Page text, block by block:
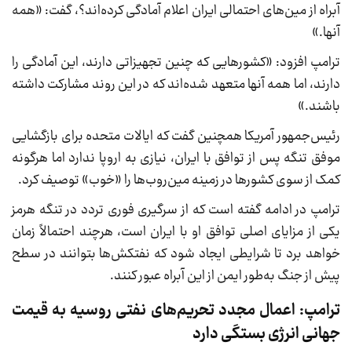
آبراه از مین‌های احتمالی ایران اعلام آمادگی کرده‌اند؟، گفت: «همه
آنها.»
ترامپ افزود: «کشورهایی که چنین تجهیزاتی دارند، این آمادگی را
دارند، اما همه آنها متعهد شده‌اند که در این روند مشارکت داشته
باشند.»
رئیس‌جمهور آمریکا همچنین گفت که ایالات متحده برای بازگشایی
موفق تنگه پس از توافق با ایران، نیازی به اروپا ندارد اما هرگونه
کمک از سوی کشورها در زمینه مین‌روب‌ها را «خوب» توصیف کرد.
ترامپ در ادامه گفته است که از سرگیری فوری تردد در تنگه هرمز
یکی از مزایای اصلی توافق او با ایران است، هرچند احتمالاً زمان
خواهد برد تا شرایطی ایجاد شود که نفتکش‌ها بتوانند در سطح
پیش از جنگ به‌طور ایمن از این آبراه عبور کنند.
ترامپ: اعمال مجدد تحریم‌های نفتی روسیه به قیمت
جهانی انرژی بستگی دارد